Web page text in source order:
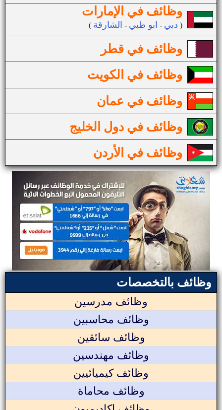
وظائف في الإمارات
( دبي - ابو ظبي - الشارقة )
وظائف في قطر
وظائف في الكويت
وظائف في عمان
وظائف في دول الخليج
وظائف في الأردن
وظائف بالتخصصات
وظائف مدرسين
وظائف محاسبين
وظائف سائقين
وظائف مهندسين
وظائف كيميائيين
وظائف محاماة